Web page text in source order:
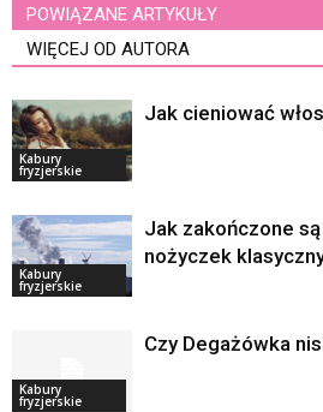
POWIĄZANE ARTYKUŁY
WIĘCEJ OD AUTORA
Kabury
fryzjerskie
Jak cieniować
Kabury
fryzjerskie
Jak zakończone
nożyczek
Kabury
fryzjerskie
Czy Degażówka